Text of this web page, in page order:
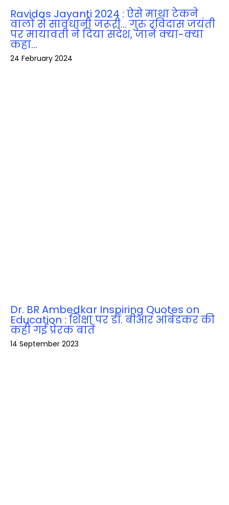
Ravidas Jayanti 2024 : ऐसे माथा टेकने
वालों से सावधानी जरूरी… गुरु रविदास जयंती
पर मायावती ने दिया संदेश, जानें क्‍या-क्‍या
कहा…
24 February 2024
Dr. BR Ambedkar Inspiring Quotes on
Education : शिक्षा पर डॉ. बीआर आंबेडकर की
कही गई प्रेरक बातें
14 September 2023